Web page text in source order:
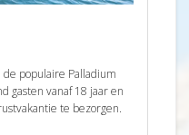
populaire Palladium
gasten vanaf 18 jaar en
te bezorgen.